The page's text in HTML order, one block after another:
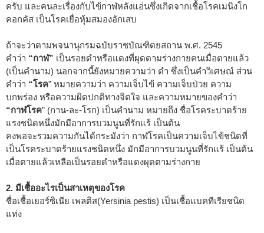
ครับ และคนละเรื่องกับไข้กาฬหลังแอ่นซึ่งเกิดจากเชื้อโรคเมนิงโก
คอกคัส เป็นโรคเยื่อหุ้มสมองอักเสบ
ถ้าจะว่าตามพจนานุกรมฉบับราชบัณฑิตยสถาน พ.ศ. 2545
คำว่า “กาฬ” เป็นรอยดำหรือแดงที่ผุดตามร่างกายคนเมื่อตายแล้ว
(เป็นคำนาม) นอกจากนี้ยังหมายความว่า ดำ ซึ่งเป็นคำวิเศษณ์ ส่วน
คำว่า “โรค” หมายความว่า ความเจ็บไข้ ความเจ็บป่วย ความ
บกพร่อง หรือความผิดปกติทางจิตใจ และความหมายของคำว่า
“กาฬโรค” (กาน-ละ-โรก) เป็นคำนาม หมายถึง ชื่อโรคระบาดร้าย
แรงชนิดหนึ่งมักมีอาการบวมนูนที่รักแร้ เป็นต้น
คงพอจะรวมความกันได้กระมังว่า กาฬโรคเป็นความเจ็บไข้ชนิดที่
เป็นโรคระบาดร้ายแรงชนิดหนึ่ง มักมีอาการบวมนูนที่รักแร้ เป็นต้น
เมื่อตายแล้วเหลือเป็นรอยดำหรือแดงผุดตามร่างกาย
2. มีเชื้ออะไรเป็นสาเหตุของโรค
ชื่อเชื้อเยอร์ซิเนีย เพลติส(Yersinia pestis) เป็นเชื้อแบคทีเรียชนิด
แท่ง